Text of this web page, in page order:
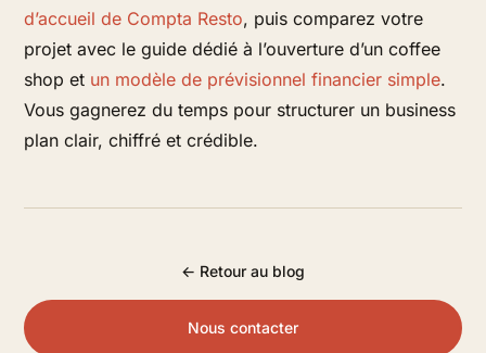
d’accueil de Compta Resto, puis comparez votre
projet avec le guide dédié à l’ouverture d’un coffee
shop et un modèle de prévisionnel financier simple.
Vous gagnerez du temps pour structurer un business
plan clair, chiffré et crédible.
← Retour au blog
Nous contacter